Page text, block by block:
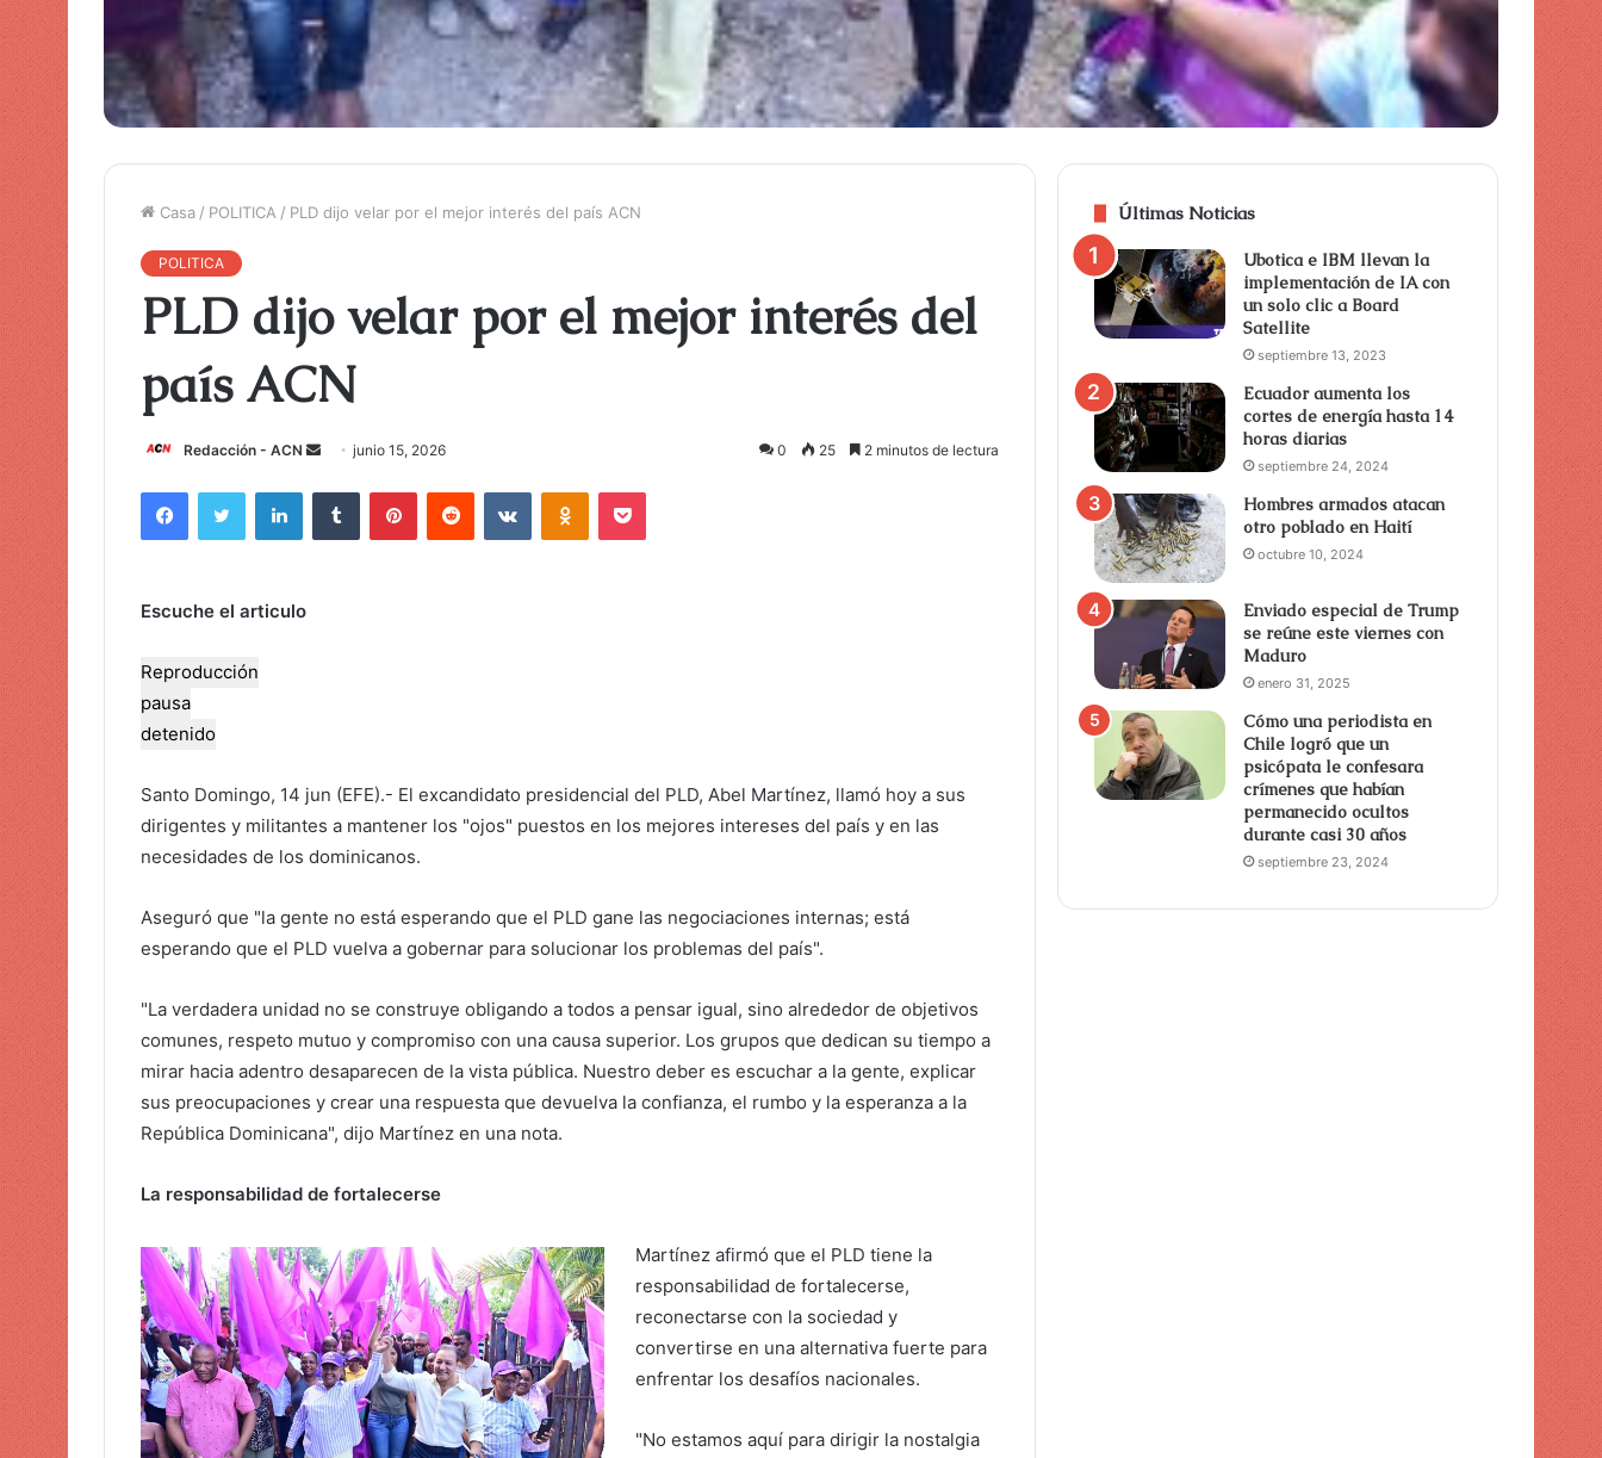
Casa / POLITICA / PLD dijo velar por el mejor interés del país ACN
POLITICA
PLD dijo velar por el mejor interés del
país ACN
Redacción - ACN
i
e
o
e
n
i
c
o
junio 15, 2026 0 25 2 minutos de lectura
Escuche el articulo
Reproducción
pausa
detenido
Santo Domingo, 14 jun (EFE).- El excandidato presidencial del PLD, Abel Martínez, llamó hoy a sus
dirigentes y militantes a mantener los "ojos" puestos en los mejores intereses del país y en las
necesidades de los dominicanos.
Aseguró que "la gente no está esperando que el PLD gane las negociaciones internas; está
esperando que el PLD vuelva a gobernar para solucionar los problemas del país".
"La verdadera unidad no se construye obligando a todos a pensar igual, sino alrededor de objetivos
comunes, respeto mutuo y compromiso con una causa superior. Los grupos que dedican su tiempo a
mirar hacia adentro desaparecen de la vista pública. Nuestro deber es escuchar a la gente, explicar
sus preocupaciones y crear una respuesta que devuelva la confianza, el rumbo y la esperanza a la
República Dominicana", dijo Martínez en una nota.
La responsabilidad de fortalecerse
Martínez afirmó que el PLD tiene la
responsabilidad de fortalecerse,
reconectarse con la sociedad y
convertirse en una alternativa fuerte para
enfrentar los desafíos nacionales.
"No estamos aquí para dirigir la nostalgia
Últimas Noticias
Ubotica e IBM llevan la
implementación de IA con
un solo clic a Board
Satellite
septiembre 13, 2023
Ecuador aumenta los
cortes de energía hasta 14
horas diarias
septiembre 24, 2024
Hombres armados atacan
otro poblado en Haití
octubre 10, 2024
Enviado especial de Trump
se reúne este viernes con
Maduro
enero 31, 2025
Cómo una periodista en
Chile logró que un
psicópata le confesara
crímenes que habían
permanecido ocultos
durante casi 30 años
septiembre 23, 2024